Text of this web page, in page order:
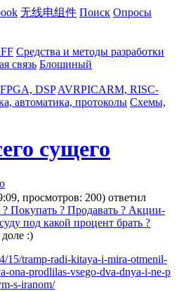
无线电组件 Поиск Опросы
Средства и методы разработки
связь Блошиный
DSP AVRPICARM, RISC-
автоматика, протоколы Схемы,
сущего
просмотров: 200) ответил
? Покупать ? Продавать ? Акции-
под какой процент брать ?
:)
15/tramp-radi-kitaya-i-mira-otmenil-
ona-prodlilas-vsego-dva-dnya-i-ne-p
s-iranom/